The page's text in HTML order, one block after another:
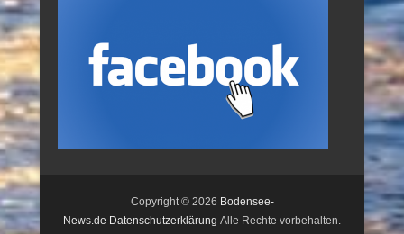
Copyright © 2026 Bodensee-
News.de Datenschutzerklärung Alle Rechte vorbehalten.